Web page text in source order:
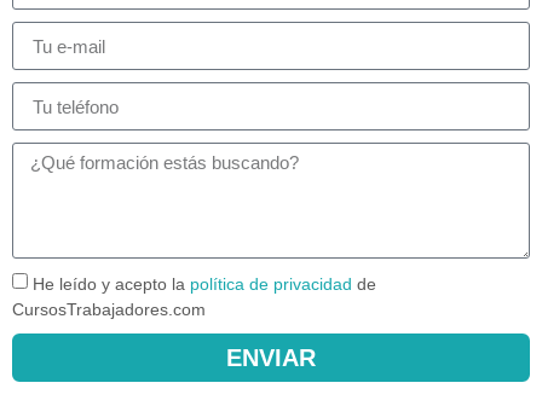
He leído y acepto la política de privacidad de
CursosTrabajadores.com
ENVIAR